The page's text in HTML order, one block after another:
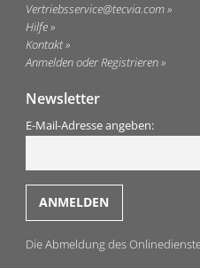
Vertriebsservice@tecvia.com
Hilfe
Kontakt
Anmelden oder Registrieren
Newsletter
E-Mail-Adresse angeben:
Die Abmeldung des